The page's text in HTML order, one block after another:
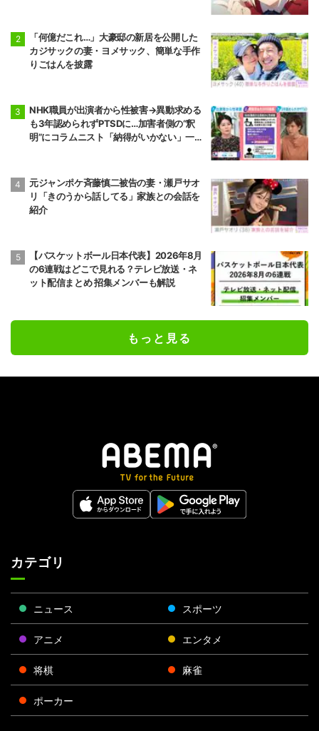
「何億だこれ…」大豪邸の新居を公開した
カジサックの妻・ヨメサック、簡単な手作
りごはんを披露
NHK職員が出演者から性被害→異動求める
も3年認められずPTSDに…加害者側の“釈
明”にコラムニスト「納得がいかない」一方
元ジャンポケ斉藤慎二被告の妻・瀬戸サオ
リ「きのうから話してる」家族との会話を
紹介
【バスケットボール日本代表】2026年8月
の6連戦はどこで見れる？テレビ放送・ネ
ット配信まとめ 招集メンバーも解説
もっと見る
カテゴリ
ニュース スポーツ
アニメ エンタメ
将棋 麻雀
ポーカー